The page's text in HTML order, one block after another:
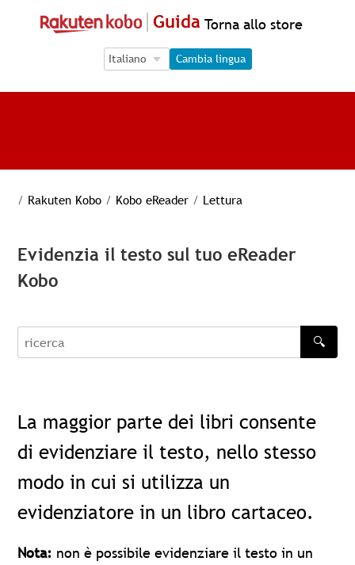
Guida Torna allo store
Language Selection
Language Selection
Cambia lingua
/ Rakuten Kobo / Kobo eReader / Lettura
Evidenzia il testo sul tuo eReader
Kobo
recherche
🔍
La maggior parte dei libri consente
di evidenziare il testo, nello stesso
modo in cui si utilizza un
evidenziatore in un libro cartaceo.
Nota: non è possibile evidenziare il testo in un